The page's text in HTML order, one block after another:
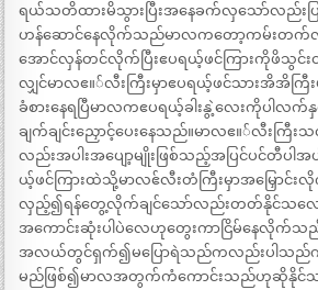
ရယ်သတိထားမိသွားပြီးအနေခက်လှသော်လည်းပြ
ဟန်ဆောင်နေလိုက်သည်မာလကတော့ကမ်းတက်လာ
အောင်လှန်တင်လိုက်ပြီးဧပရယ့်ဖင်ကြားကိုဖိသွ
လျှင်မာလဧ။်လီးကြီးမှာဧပရယ့်ဖင်သားအိအိကြီး
ခံစားနေရပြီမာလကဧပရယ့်ခါးနွဲ့လေးကိုပါလ
ချက်ချင်းညှောင့်ပေးနေသည်။မာလဧ။်လီးက
လည်းအပါးအပျော့မျိုးဖြစ်သည့်အပြင်ပင်တီပါအ
ယ့်ဖင်ကြားထဲသို့မာလဧ်လီးတံကြီးမှာအမြှောင်း
လှည့်၍ရန်တွေ့လိုက်ချင်သော်လည်းတတ်နိုင်သလော
အကောင်းဆုံးပါပဲလေဟုတွေးကာငြိမ်နေလို
အလယ်တွင်ရှက်၍မပြောရဲသည်ကလည်းပါသည်ကား
မည်ဖြစ်၍မာလအတွက်ကံကောင်းသည်ဟုဆိုနိုင်သ